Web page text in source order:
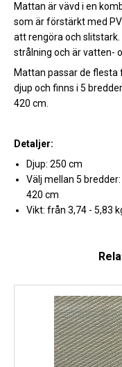
Mattan är vävd i en
som är förstärkt med
att rengöra och
strålning och är vatten-
Mattan passar de
djup och finns i 5
420 cm.
Detaljer:
Djup: 250 cm
Välj mellan 5
420 cm
Vikt: från 3,74 - 5,83